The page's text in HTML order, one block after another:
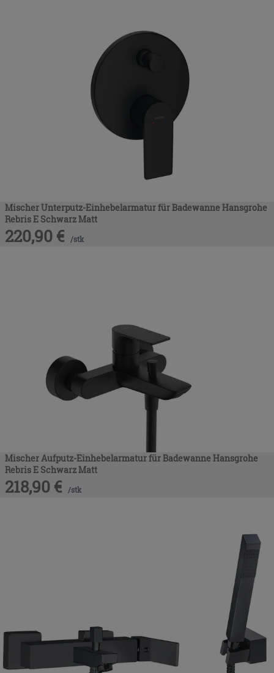
Mischer Unterputz-Einhebelarmatur für Badewanne Hansgrohe
Rebris E Schwarz Matt
220,90 € /stk
Mischer Aufputz-Einhebelarmatur für Badewanne Hansgrohe
Rebris E Schwarz Matt
218,90 € /stk